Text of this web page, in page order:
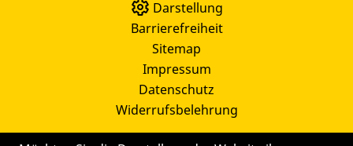
Darstellung
Barrierefreiheit
Sitemap
Impressum
Datenschutz
Widerrufsbelehrung